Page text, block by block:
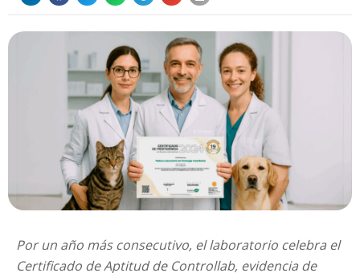
Por un año más consecutivo, el laboratorio celebra el
Certificado de Aptitud de Controllab, evidencia de